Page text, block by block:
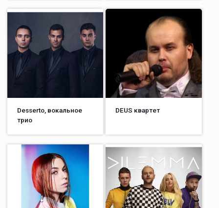
Desserto, вокальное
трио
DEUS квартет